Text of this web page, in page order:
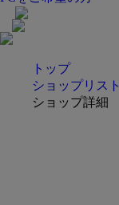
トップ
ショップリスト
ショップ詳細